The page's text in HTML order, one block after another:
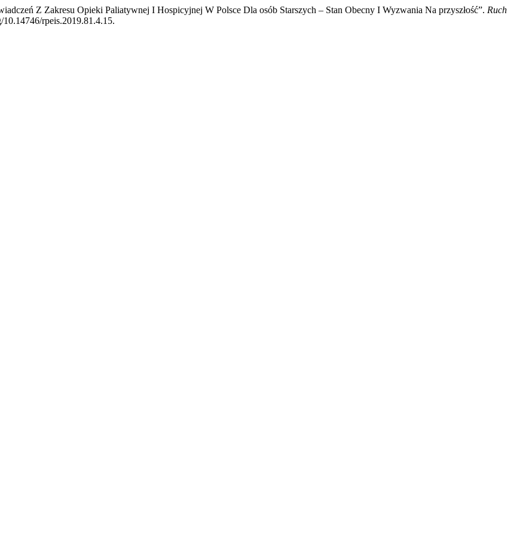
Z Zakresu Opieki Paliatywnej I Hospicyjnej W Polsce Dla osób Starszych – Stan Obecny I Wyzwania Na przyszłość”. Ruch
rpeis.2019.81.4.15.